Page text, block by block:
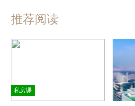
推荐阅读
私房课